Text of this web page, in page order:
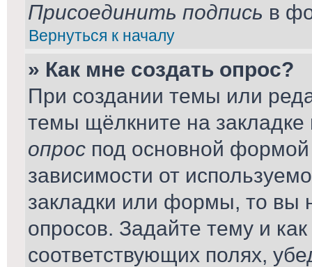
Присоединить подпись в
Вернуться к началу
» Как мне создать опрос?
При создании темы или
темы щёлкните на
опрос под основной
зависимости от
закладки или формы, то вы
опросов. Задайте тему и
соответствующих полях,